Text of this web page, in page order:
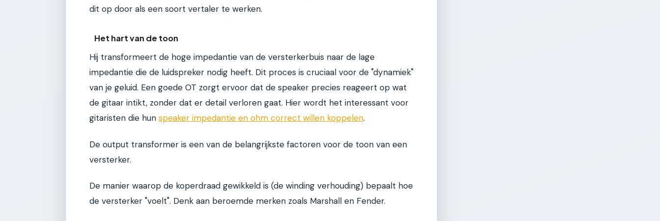
dit op door als een soort vertaler te werken.
Het hart van de toon
Hij transformeert de hoge impedantie van de versterkerbuis naar de lage
impedantie die de luidspreker nodig heeft. Dit proces is cruciaal voor de "dynamiek"
van je geluid. Een goede OT zorgt ervoor dat de speaker precies reageert op wat
de gitaar intikt, zonder dat er detail verloren gaat. Hier wordt het interessant voor
gitaristen die hun speaker impedantie en ohm correct willen koppelen.
De output transformer is een van de belangrijkste factoren voor de toon van een
versterker.
De manier waarop de koperdraad gewikkeld is (de winding verhouding) bepaalt hoe
de versterker "voelt". Denk aan beroemde merken zoals Marshall en Fender.